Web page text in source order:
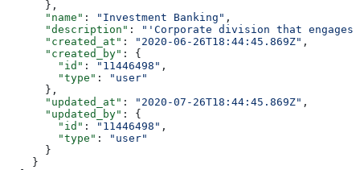
      },
      "name"
: "Investment Banking" ,
      "description"
:
"'Corporate division that
      "created_at"
: "2020-06-26T18:44:45.869Z" ,
      "created_by"
: {
        "id"
: "11446498" ,
        "type"
:
"user"
      },
      "updated_at"
: "2020-07-26T18:44:45.869Z" ,
      "updated_by"
: {
        "id"
: "11446498" ,
        "type"
:
"user"
      }
    }